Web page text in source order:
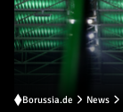
Borussia.de News